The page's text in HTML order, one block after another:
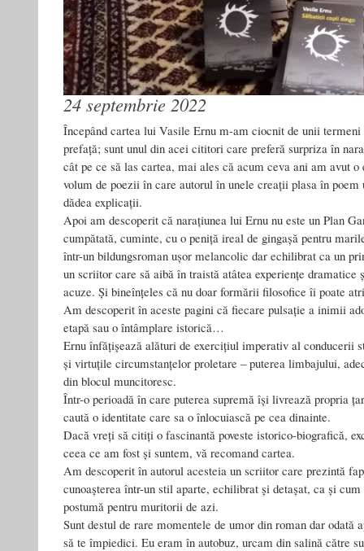
24 septembrie 2022
Începând cartea lui Vasile Ernu m-am ciocnit de unii
prefață; sunt unul din acei cititori care preferă surpriza în
cât pe ce să las cartea, mai ales că acum ceva ani am avut
volum de poezii în care autorul în unele creații plasa în poem
dădea explicații.
Apoi am descoperit că narațiunea lui Ernu nu este un Plan
cumpătată, cuminte, cu o peniță ireal de gingașă pentru
într-un bildungsroman ușor melancolic dar echilibrat ca un
un scriitor care să aibă în traistă atâtea experiențe dramatice
acuze. Și bineînțeles că nu doar formării filosofice îi poate
Am descoperit în aceste pagini că fiecare pulsație a inimii
etapă sau o întâmplare istorică…
Ernu înfățișează alături de exercițiul imperativ al conducerii
și virtuțile circumstanțelor proletare – puterea limbajului,
din blocul muncitoresc.
Într-o perioadă în care puterea supremă își livrează propria
caută o identitate care sa o înlocuiască pe cea dinainte.
Dacă vreți să citiți o fascinantă poveste istorico-biografică,
ceea ce am fost și suntem, vă recomand cartea.
Am descoperit în autorul acesteia un scriitor care prezintă
cunoașterea într-un stil aparte, echilibrat și detașat, ca și
postumă pentru muritorii de azi.
Sunt destul de rare momentele de umor din roman dar odată
să te împiedici. Eu eram în autobuz, urcam din salină către